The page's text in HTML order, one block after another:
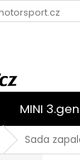
MINI 3.gen
Sada